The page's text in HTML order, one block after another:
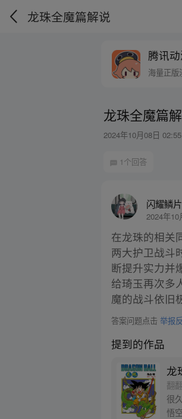
龙珠全魔篇解说
腾讯
海量正版
龙珠全魔篇
2024年10月08日 02:55
1个回答
闪耀鳞片
2024年10
在龙珠的相关
两大护卫战斗
断提升实力并
给琦玉再次多
魔的战斗依旧
答案问题点击举报
提到的作品
龙
翻
很
悟